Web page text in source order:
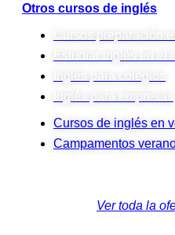
Otros cursos de inglés
Cursos preparación
Estudiar inglés en el
Inglés para colegios
Inglés para empresas
Cursos de inglés en
Campamentos
Ver toda la